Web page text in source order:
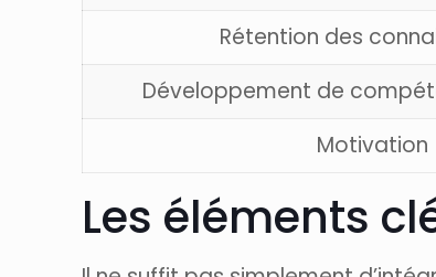
Rétention des
Développement de
Motivation
Les éléments